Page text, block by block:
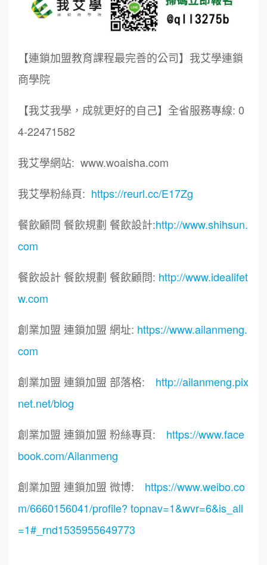
【連鎖加盟教育課程最完善的公司】我艾學連鎖
商學院
【我艾我學，成就更好的自己】全省服務專線: 0
4-22471582
我艾學網站: www.woaisha.com
我艾學粉絲頁: https://reurl.cc/E17Zg
餐飲顧問 餐飲規劃 餐飲設計:http://www.shihsun.
com
餐飲設計 餐飲規劃 餐飲顧問: http://www.idealifet
w.com
創業加盟 連鎖加盟 網址: https://www.ailanmeng.
com
創業加盟 連鎖加盟 部落格: http://ailanmeng.pix
net.net/blog
創業加盟 連鎖加盟 粉絲專頁: https://www.face
book.com/Ailanmeng
創業加盟 連鎖加盟 微博: https://www.weibo.co
m/6660156041/profile? topnav=1&wvr=6&is_all
=1#_rnd1535955649773